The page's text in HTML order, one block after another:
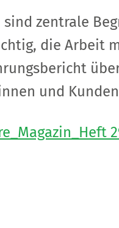
zentrale
die Arbeit
und